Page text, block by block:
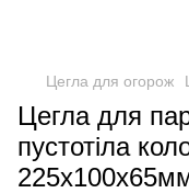
Цегла для огорож
Цегла для
пустотіла